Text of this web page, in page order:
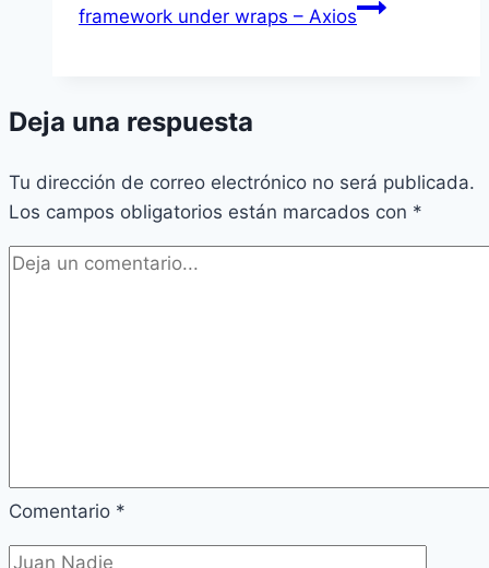
framework under wraps – Axios
Deja una respuesta
Tu dirección de correo electrónico no será publicada.
Los campos obligatorios están marcados con *
Comentario *